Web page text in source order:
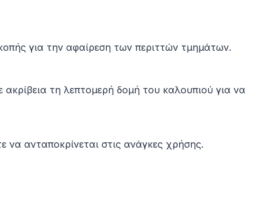
για την αφαίρεση των περιττών τμημάτων.
τη λεπτομερή δομή του καλουπιού για να
να ανταποκρίνεται στις ανάγκες χρήσης.